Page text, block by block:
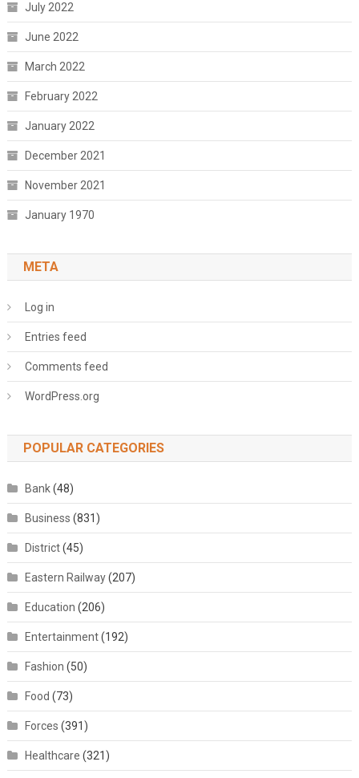
July 2022
June 2022
March 2022
February 2022
January 2022
December 2021
November 2021
January 1970
META
Log in
Entries feed
Comments feed
WordPress.org
POPULAR CATEGORIES
Bank(48)
Business (831)
District(45)
Eastern Railway(207)
Education (206)
Entertainment(192)
Fashion (50)
Food (73)
Forces (391)
Healthcare (321)